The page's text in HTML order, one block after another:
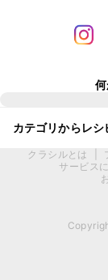
カテゴリからレシ
クラシルとは
サービス